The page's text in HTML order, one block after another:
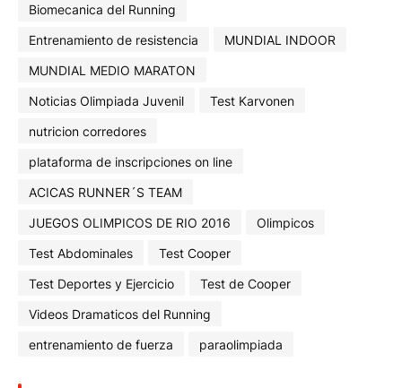
Biomecanica del Running
Entrenamiento de resistencia
MUNDIAL INDOOR
MUNDIAL MEDIO MARATON
Noticias Olimpiada Juvenil
Test Karvonen
nutricion corredores
plataforma de inscripciones on line
ACICAS RUNNER´S TEAM
JUEGOS OLIMPICOS DE RIO 2016
Olimpicos
Test Abdominales
Test Cooper
Test Deportes y Ejercicio
Test de Cooper
Videos Dramaticos del Running
entrenamiento de fuerza
paraolimpiada